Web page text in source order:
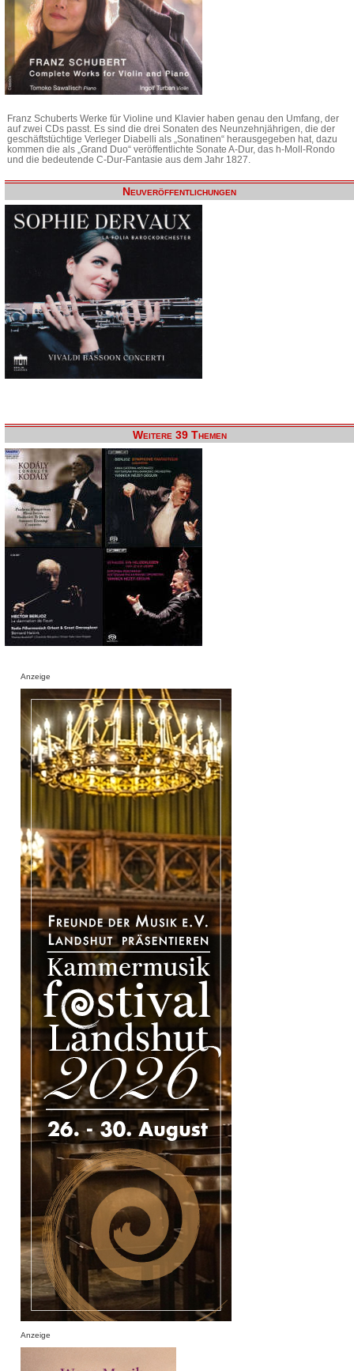
Franz Schuberts Werke für Violine und Klavier haben genau den Umfang, der
auf zwei CDs passt. Es sind die drei Sonaten des Neunzehnjährigen, die der
geschäftstüchtige Verleger Diabelli als „Sonatinen“ herausgegeben hat, dazu
kommen die als „Grand Duo“ veröffentlichte Sonate A-Dur, das h-Moll-Rondo
und die bedeutende C-Dur-Fantasie aus dem Jahr 1827.
Neuveröffentlichungen
Weitere 39 Themen
Anzeige
Anzeige